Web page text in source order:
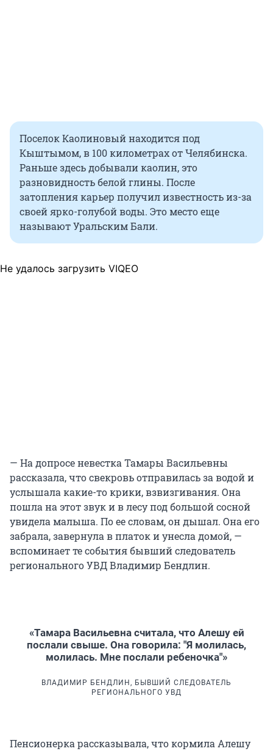
Поселок Каолиновый находится под
Кыштымом, в 100 километрах от Челябинска.
Раньше здесь добывали каолин, это
разновидность белой глины. После
затопления карьер получил известность из-за
своей ярко-голубой воды. Это место еще
называют Уральским Бали.
Не удалось загрузить VIQEO
— На допросе невестка Тамары Васильевны
рассказала, что свекровь отправилась за водой и
услышала какие-то крики, взвизгивания. Она
пошла на этот звук и в лесу под большой сосной
увидела малыша. По ее словам, он дышал. Она его
забрала, завернула в платок и унесла домой, —
вспоминает те события бывший следователь
регионального УВД Владимир Бендлин.
«Тамара Васильевна считала, что Алешу ей
послали свыше. Она говорила: "Я молилась,
молилась. Мне послали ребеночка"»
ВЛАДИМИР БЕНДЛИН, БЫВШИЙ СЛЕДОВАТЕЛЬ
РЕГИОНАЛЬНОГО УВД
Пенсионерка рассказывала, что кормила Алешу